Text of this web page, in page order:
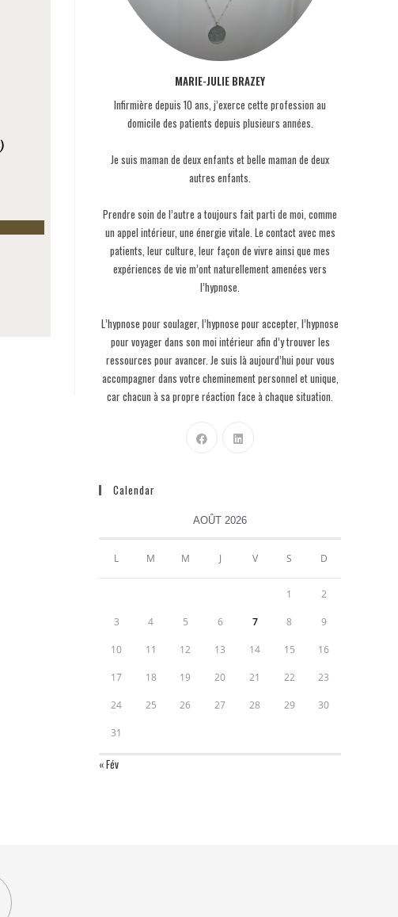
MARIE-JULIE BRAZEY
Infirmière depuis 10 ans, j’exerce cette profession au
domicile des patients depuis plusieurs années.
Je suis maman de deux enfants et belle maman de deux
autres enfants.
Prendre soin de l’autre a toujours fait parti de moi, comme
un appel intérieur, une énergie vitale. Le contact avec mes
patients, leur culture, leur façon de vivre ainsi que mes
expériences de vie m’ont naturellement amenées vers
l’hypnose.
L’hypnose pour soulager, l’hypnose pour accepter, l’hypnose
pour voyager dans son moi intérieur afin d’y trouver les
ressources pour avancer. Je suis là aujourd’hui pour vous
accompagner dans votre cheminement personnel et unique,
car chacun à sa propre réaction face à chaque situation.
Calendar
AOÛT 2026
L M M J V S D
1 2
3 4 5 6 7 8 9
10 11 12 13 14 15 16
17 18 19 20 21 22 23
24 25 26 27 28 29 30
31
« Fév